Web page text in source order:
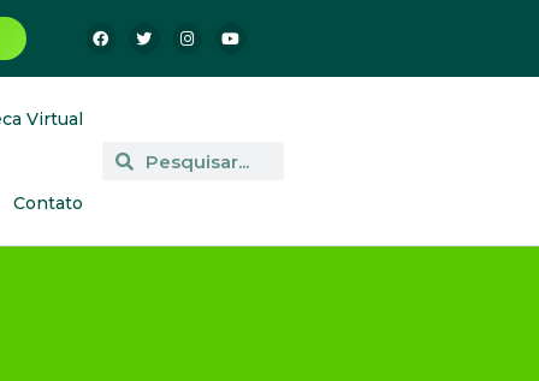
Virtual
Contato